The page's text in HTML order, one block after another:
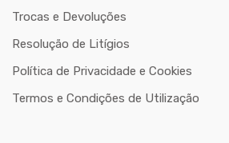
Trocas e Devoluções
Resolução de Litígios
Política de Privacidade e Cookies
Termos e Condições de Utilização